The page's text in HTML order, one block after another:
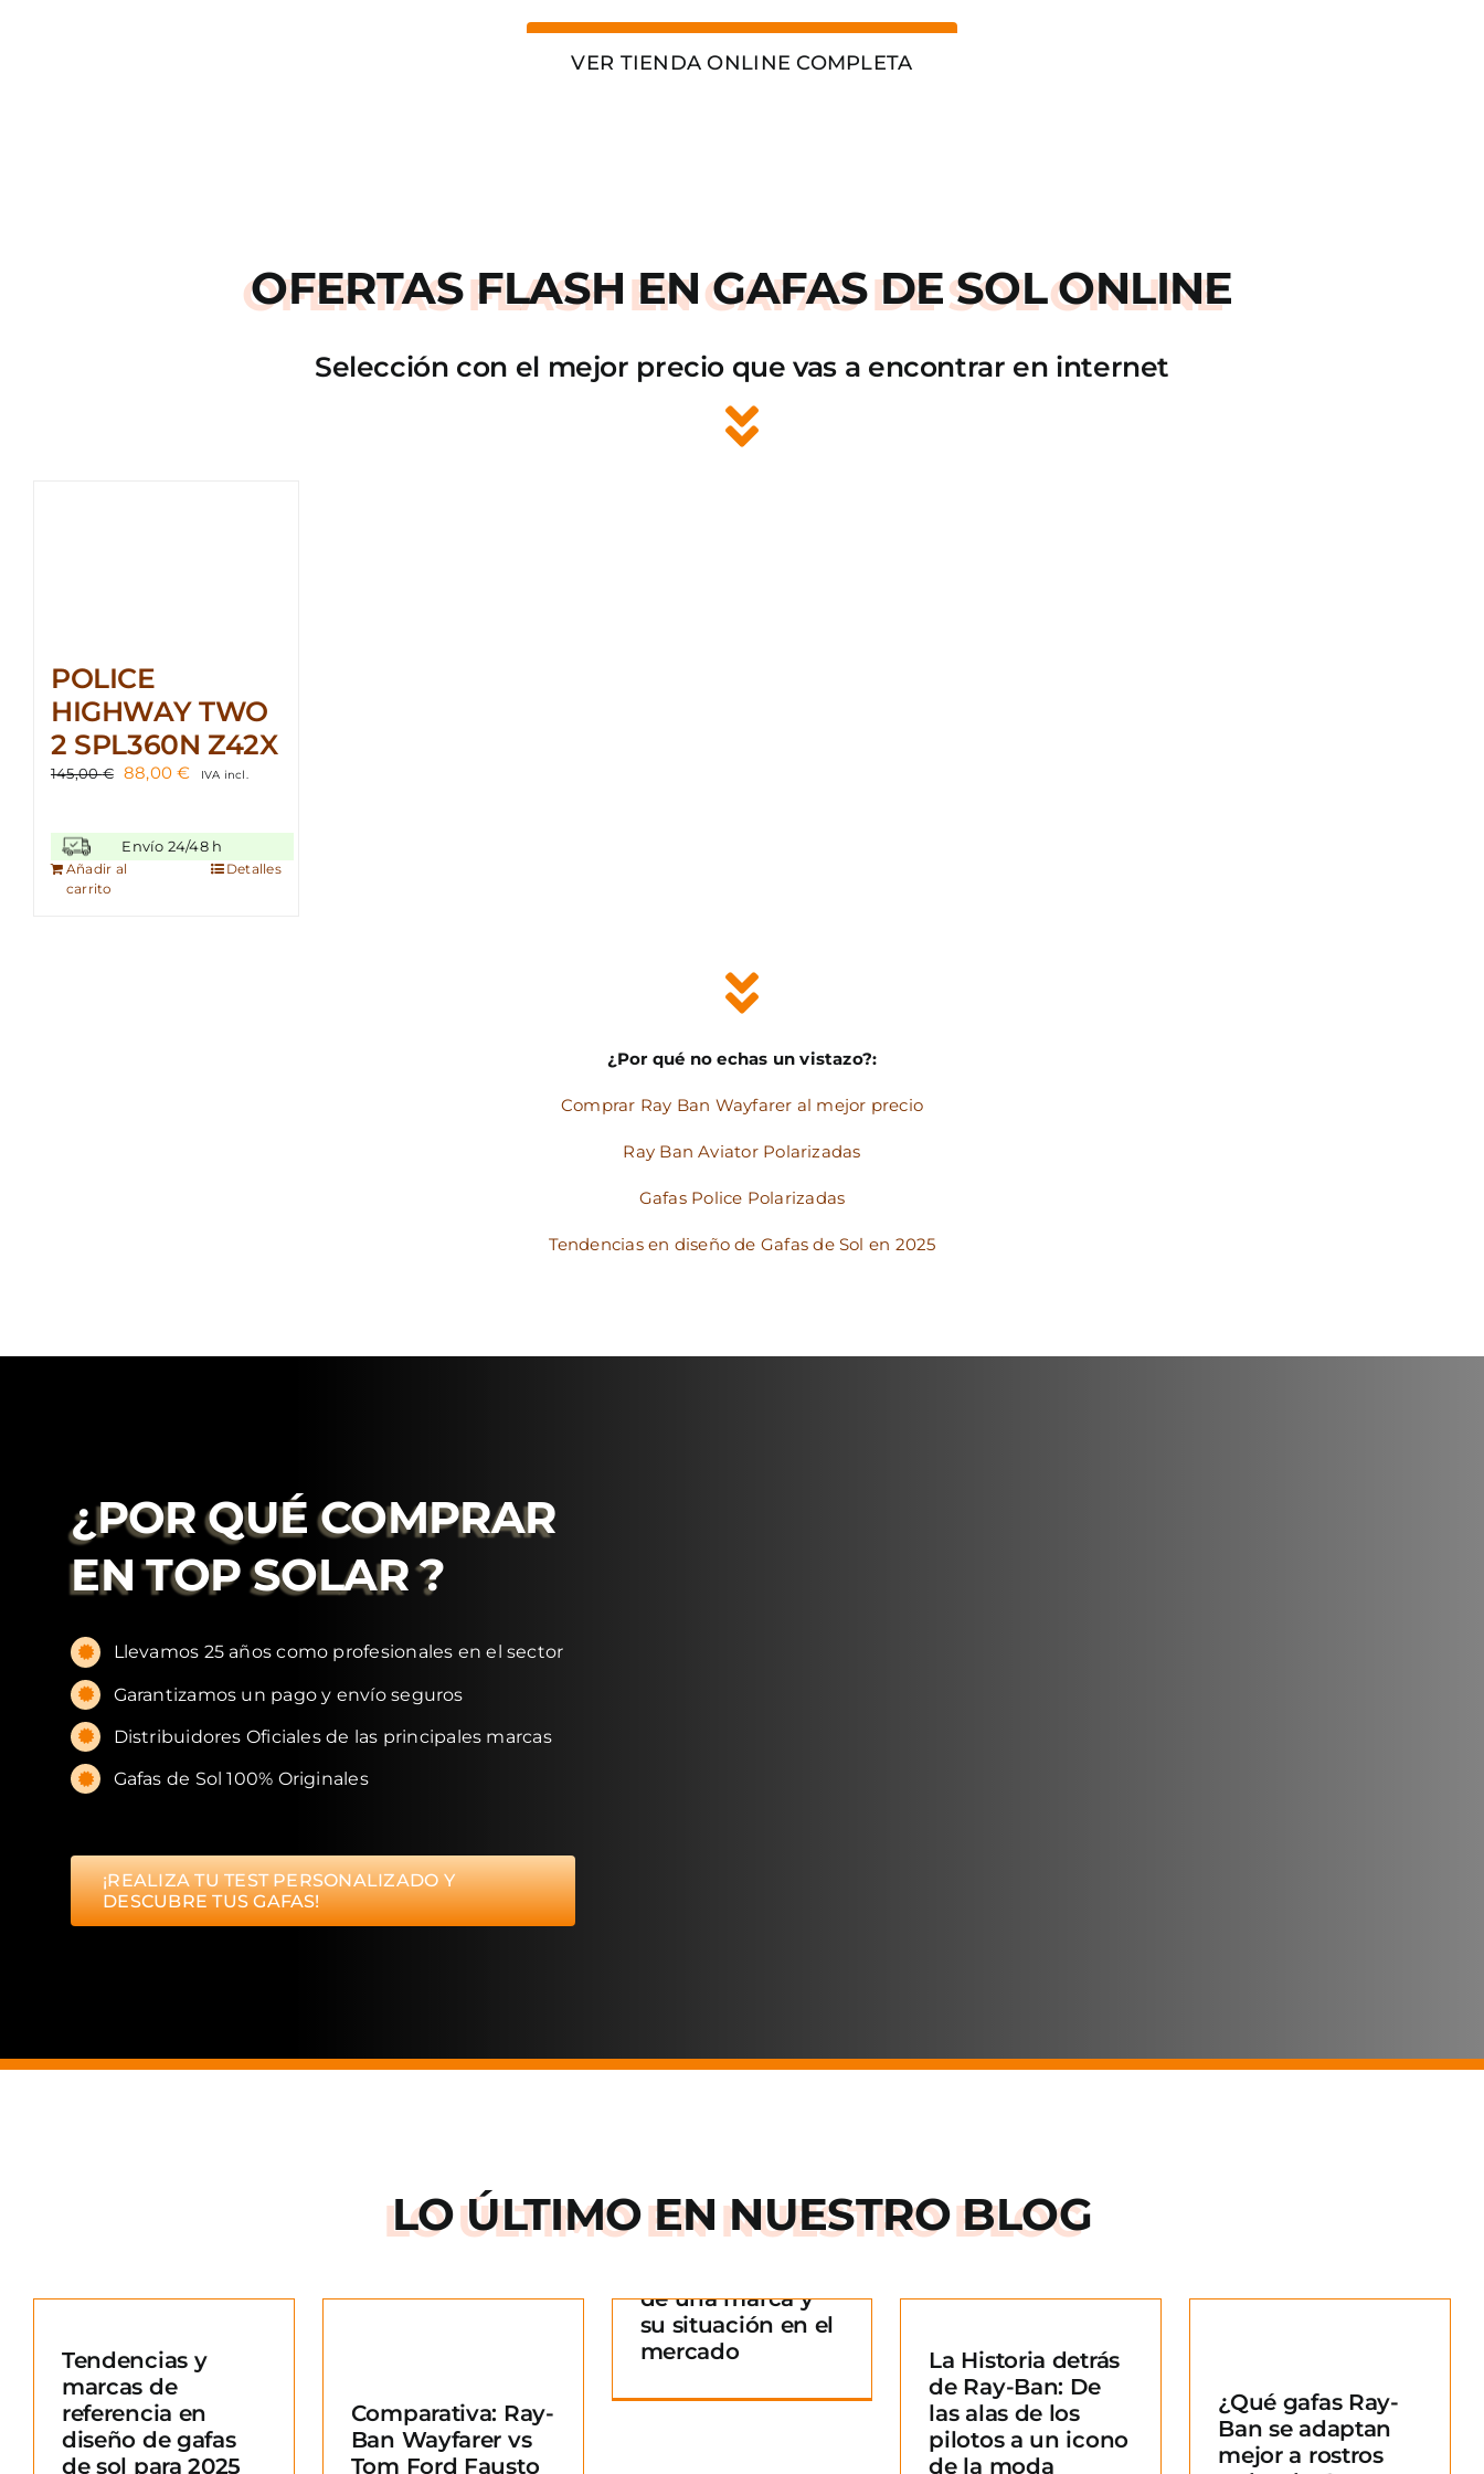
VER TIENDA ONLINE COMPLETA
OFERTAS FLASH EN GAFAS DE SOL ONLINE
Selección con el mejor precio que vas a encontrar en internet
POLICE
HIGHWAY TWO
2 SPL360N Z42X
145,00€ El
era:
145,00 €.
88,00€El
es:
88,00 €.
IVA incl.
Envío 24/48 h
Añadir al
carrito
Detalles
¿Por qué no echas un vistazo?:
Comprar Ray Ban Wayfarer al mejor precio
Ray Ban Aviator Polarizadas
Gafas Police Polarizadas
Tendencias en diseño de Gafas de Sol en 2025
¿POR QUÉ COMPRAR
EN TOP SOLAR ?
Llevamos 25 años como profesionales en el sector
Garantizamos un pago y envío seguros
Distribuidores Oficiales de las principales marcas
Gafas de Sol 100% Originales
¡REALIZA TU TEST PERSONALIZADO Y
DESCUBRE TUS GAFAS!
LO ÚLTIMO ENNUESTRO BLOG
Tendencias y
marcas de
referencia en
diseño de gafas
de sol para 2025
Comparativa: Ray-
Ban Wayfarer vs
Tom Ford Fausto
Comparativa: Ray-
Ban Wayfarer vs
Tom Ford Fausto
mercado
de una marca y
su situación en el
mercado
La Historia detrás
de Ray-Ban: De las
La Historia detrás
de Ray-Ban: De
las alas de los
pilotos a un icono
de la moda
¿Qué gafas Ray-
Ban se adaptan
mejor a rostros
redondos?
¿Qué gafas Ray-
Ban se adaptan
mejor a rostros